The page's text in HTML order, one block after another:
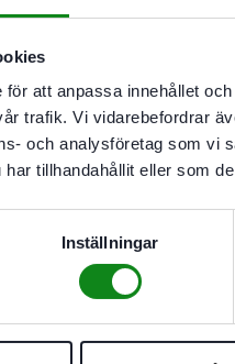
att anpassa innehållet
trafik. Vi vidarebefordrar
och analysföretag som vi
tillhandahållit eller som
Inställningar